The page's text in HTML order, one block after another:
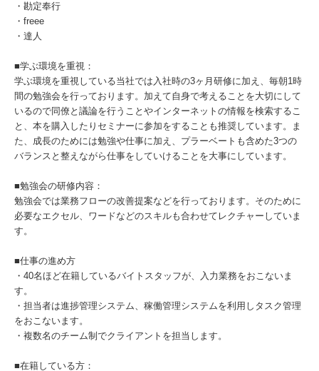
・勘定奉行
・freee
・達人
■学ぶ環境を重視：
学ぶ環境を重視している当社では入社時の3ヶ月研修に加え、毎朝1時
間の勉強会を行っております。加えて自身で考えることを大切にして
いるので同僚と議論を行うことやインターネットの情報を検索するこ
と、本を購入したりセミナーに参加をすることも推奨しています。ま
た、成長のためには勉強や仕事に加え、プラーベートも含めた3つの
バランスと整えながら仕事をしていけることを大事にしています。
■勉強会の研修内容：
勉強会では業務フローの改善提案などを行っております。そのために
必要なエクセル、ワードなどのスキルも合わせてレクチャーしていま
す。
■仕事の進め方
・40名ほど在籍しているバイトスタッフが、入力業務をおこないま
す。
・担当者は進捗管理システム、稼働管理システムを利用しタスク管理
をおこないます。
・複数名のチーム制でクライアントを担当します。
■在籍している方：